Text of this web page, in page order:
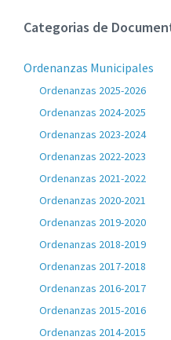
Categorias de
Ordenanzas Municipales
Ordenanzas 2025-2026
Ordenanzas 2024-2025
Ordenanzas 2023-2024
Ordenanzas 2022-2023
Ordenanzas 2021-2022
Ordenanzas 2020-2021
Ordenanzas 2019-2020
Ordenanzas 2018-2019
Ordenanzas 2017-2018
Ordenanzas 2016-2017
Ordenanzas 2015-2016
Ordenanzas 2014-2015